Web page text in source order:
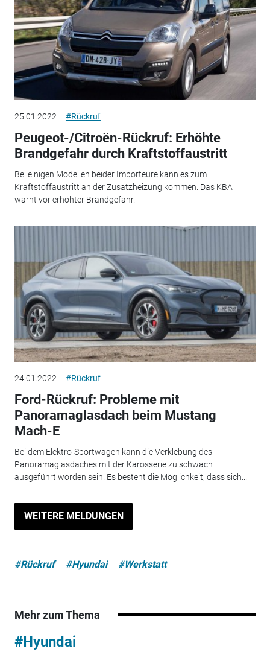
25.01.2022 #Rückruf
Peugeot-/Citroën-Rückruf: Erhöhte
Brandgefahr durch Kraftstoffaustritt
Bei einigen Modellen beider Importeure kann es zum
Kraftstoffaustritt an der Zusatzheizung kommen. Das KBA
warnt vor erhöhter Brandgefahr.
24.01.2022 #Rückruf
Ford-Rückruf: Probleme mit
Panoramaglasdach beim Mustang
Mach-E
Bei dem Elektro-Sportwagen kann die Verklebung des
Panoramaglasdaches mit der Karosserie zu schwach
ausgeführt worden sein. Es besteht die Möglichkeit, dass sich...
WEITERE MELDUNGEN
#Rückruf #Hyundai #Werkstatt
Mehr zum Thema
#Hyundai